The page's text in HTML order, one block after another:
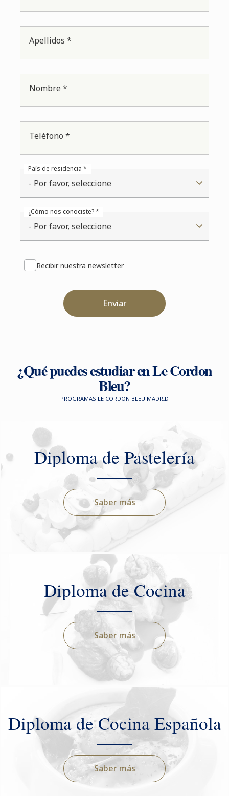
Apellidos *
Nombre *
Teléfono *
- Por favor, seleccione
País de residencia *
- Por favor, seleccione
¿Cómo nos conociste? *
Recibir nuestra newsletter
Enviar
¿Qué puedes estudiar en Le Cordon
Bleu?
PROGRAMAS LE CORDON BLEU MADRID
Diploma de Pastelería
Saber más
Diploma de Cocina
Saber más
Diploma de Cocina Española
Saber más